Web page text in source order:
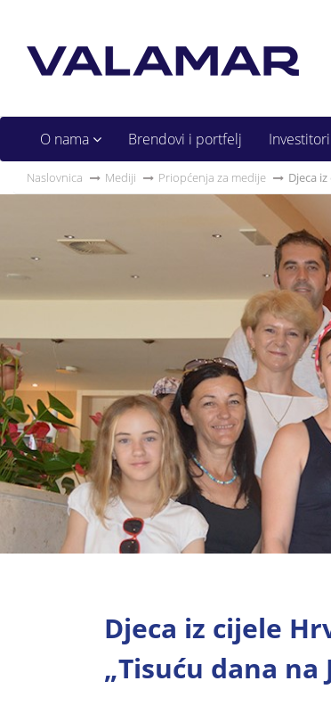
O nama Brendovi i portfelj Investitori
Naslovnica Mediji Priopćenja za medije Djeca
Djeca iz cijele
„Tisuću dana